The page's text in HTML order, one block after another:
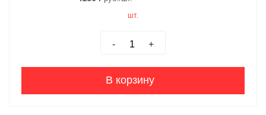
шт.
- +
В корзину